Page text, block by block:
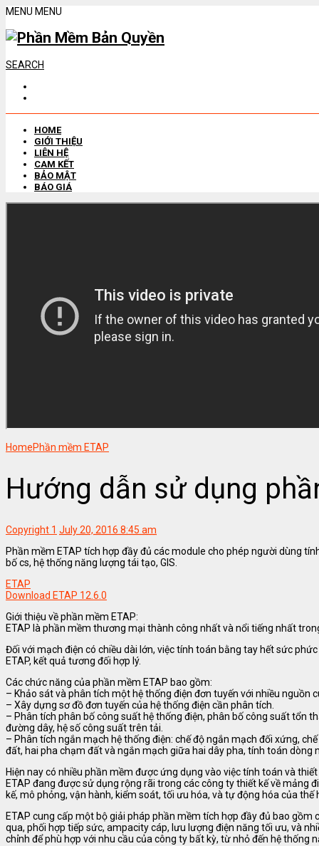
MENU MENU
SEARCH
HOME
GIỚI THIỆU
LIÊN HỆ
CAM KẾT
BẢO MẬT
BÁO GIÁ
HomePhần mềm ETAP
Hướng dẫn sử dụng
Copyright 1 July 20, 2016 8:45 am
Phần mềm ETAP tích hợp đầy đủ các module cho phép người dùng
bố cs, hệ thống năng lượng tái tạo, GIS.
ETAP
Download ETAP 12.6.0
Giới thiệu về phần mềm ETAP:
ETAP là phần mềm thương mại thành công nhất và nổi tiếng nhất
Đối với mạch điện có chiều dài lớn, việc tính toán bằng tay hết sức
ETAP, kết quả tương đối hợp lý.
Các chức năng của phần mềm ETAP bao gồm:
– Khảo sát và phân tích một hệ thống điện đơn tuyến với nhiều nguồn
– Xây dựng sơ đồ đơn tuyến của hệ thống điện cần phân tích.
– Phân tích phân bố công suất hệ thống điện, phân bố công suất tổn
đường dây, hệ số công suất trên tải.
– Phân tích ngắn mạch hệ thống điện: chế độ ngắn mạch đối xứng,
đất, hai pha chạm đất và ngắn mạch giữa hai dây pha, tính toán dòng
Hiện nay có nhiều phần mềm được ứng dụng vào việc tính toán và
ETAP đang được sử dụng rộng rãi trong các công ty thiết kế về mảng
kế, mô phỏng, vận hành, kiểm soát, tối ưu hóa, và tự động hóa của
ETAP cung cấp một bộ giải pháp phần mềm tích hợp đầy đủ bao
qua, phối hợp tiếp sức, ampacity cáp, lưu lượng điện năng tối ưu, và
chỉnh để phù hợp với nhu cầu của công ty bất kỳ, từ nhỏ đến hệ thống